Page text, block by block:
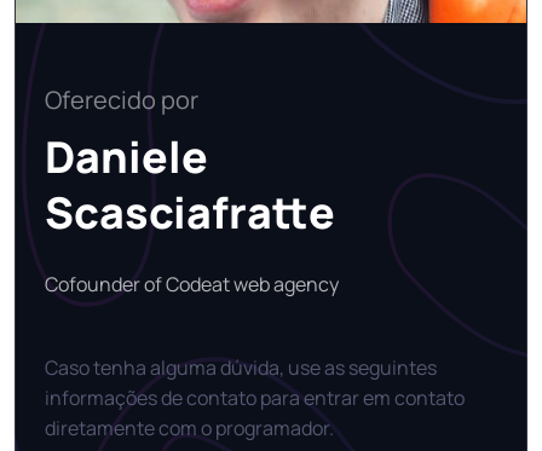
Oferecido por
Daniele
Scasciafratte
Cofounder of Codeat web agency
Caso tenha alguma dúvida, use as seguintes
informações de contato para entrar em contato
diretamente com o programador.